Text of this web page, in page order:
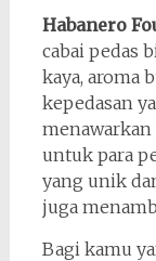
Habanero
cabai pedas
kaya, aroma
kepedasan
untuk para
yang unik
juga
Bagi kamu